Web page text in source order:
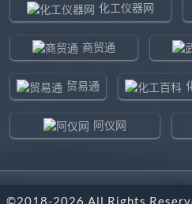
化工仪器网
商贸通
贸易通
阿仪网
©2018-2026 All Rights